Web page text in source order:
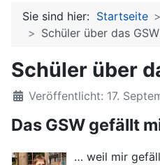
Sie sind hier: Startseite
Schüler über das GSW
Schüler über
Veröffentlicht: 17.
Das GSW gefällt
… weil mir